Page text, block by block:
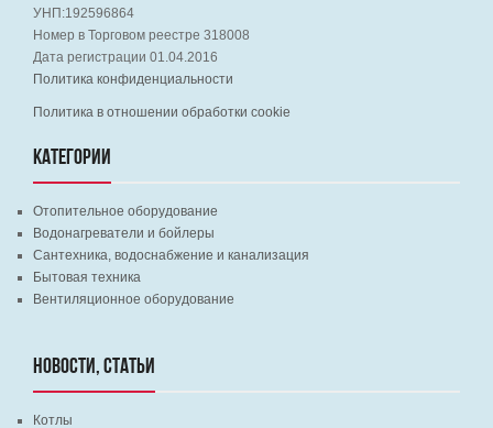
УНП:192596864
Номер в Торговом реестре 318008
Дата регистрации 01.04.2016
Политика конфиденциальности
Политика в отношении обработки cookie
КАТЕГОРИИ
Отопительное оборудование
Водонагреватели и бойлеры
Сантехника, водоснабжение и канализация
Бытовая техника
Вентиляционное оборудование
НОВОСТИ, СТАТЬИ
Котлы